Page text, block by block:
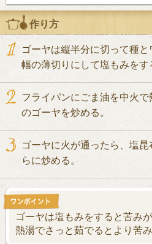
作り方
ゴーヤは縦半分に切って種
幅の薄切りにして塩もみをす
フライパンにごま油を中火
のゴーヤを炒める。
ゴーヤに火が通ったら、塩
らに炒める。
ゴーヤは塩もみをすると苦み
熱湯でさっと茹でるとより苦